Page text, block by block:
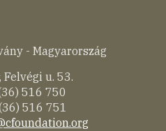
- Magyarország
Felvégi u. 53.
516 750
516 751